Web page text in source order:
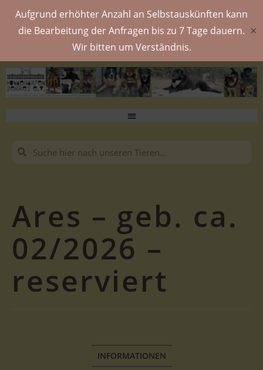
Aufgrund erhöhter Anzahl an Selbstauskünften kann
die Bearbeitung der Anfragen bis zu 7 Tage dauern.
Wir bitten um Verständnis.
✕
Ares – geb. ca.
02/2026 –
reserviert
INFORMATIONEN